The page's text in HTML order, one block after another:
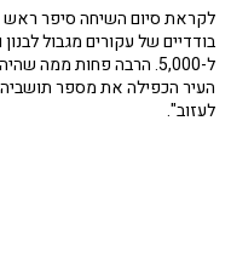
לקראת סיום השיחה סיפר ראש
העיר הכפילה את מספר
לעזוב".